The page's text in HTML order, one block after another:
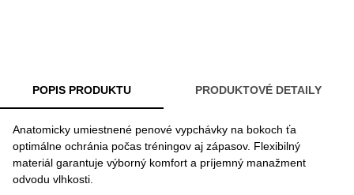
POPIS PRODUKTU PRODUKTOVÉ DETAILY
Anatomicky umiestnené penové vypchávky na bokoch ťa
optimálne ochránia počas tréningov aj zápasov. Flexibilný
materiál garantuje výborný komfort a príjemný manažment
odvodu vlhkosti.